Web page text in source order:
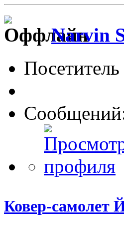
Narvin
Посетитель
Ковер-самолет